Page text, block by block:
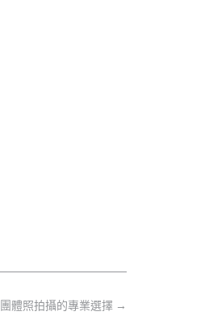
體照拍攝的專業選擇 →